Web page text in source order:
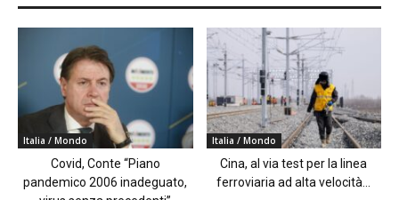
Italia / Mondo
Covid, Conte “Piano
pandemico 2006 inadeguato,
Italia / Mondo
Cina, al via test per la linea
ferroviaria ad alta velocità...